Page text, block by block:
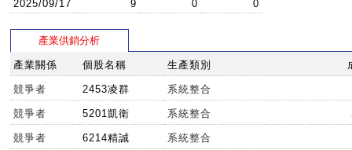
2025/09/17
9 0 0
產業供銷分析
產業關係 個股名稱 生產類別
競爭者 2453凌群 系統整合
競爭者 5201凱衛 系統整合
競爭者 6214精誠 系統整合